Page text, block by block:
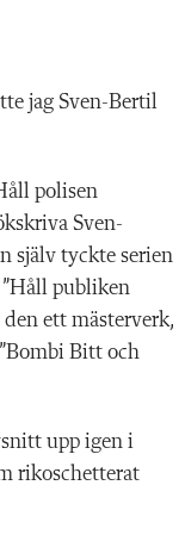
jag Sven-Bertil
polisen
Sven-
själv tyckte serien
publiken
ett mästerverk,
Bitt och
upp igen i
rikoschetterat